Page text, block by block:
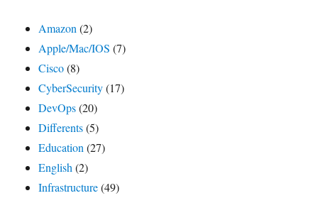
Amazon (2)
Apple/Mac/IOS (7)
Cisco(8)
CyberSecurity(17)
DevOps(20)
Differents(5)
Education (27)
English (2)
Infrastructure(49)